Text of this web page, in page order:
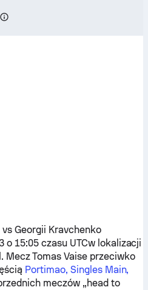
vsGeorgii Kravchenko
o 15:05 czasu UTCw lokalizacji
MeczTomas Vaiseprzeciwko
Portimao, Singles Main,
meczów „head to